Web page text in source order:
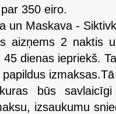
350 eiro.
un Maskava -
aizņems 2 naktis
45 dienas iepriekš.
būs
izsaukumu